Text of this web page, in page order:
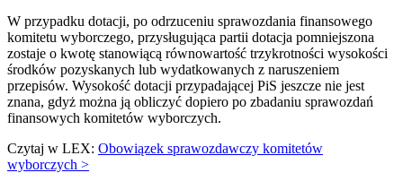
W przypadku dotacji, po odrzuceniu sprawozdania finansowego
komitetu wyborczego, przysługująca partii dotacja pomniejszona
zostaje o kwotę stanowiącą równowartość trzykrotności wysokości
środków pozyskanych lub wydatkowanych z naruszeniem
przepisów. Wysokość dotacji przypadającej PiS jeszcze nie jest
znana, gdyż można ją obliczyć dopiero po zbadaniu sprawozdań
finansowych komitetów wyborczych.
Czytaj w LEX: Obowiązek sprawozdawczy komitetów
wyborczych >